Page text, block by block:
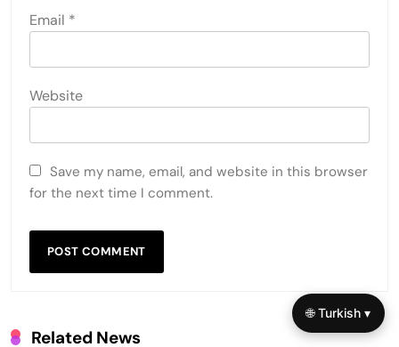
Email *
Website
Save my name, email, and website in this browser
for the next time I comment.
Related News
🌐 Turkish ▾